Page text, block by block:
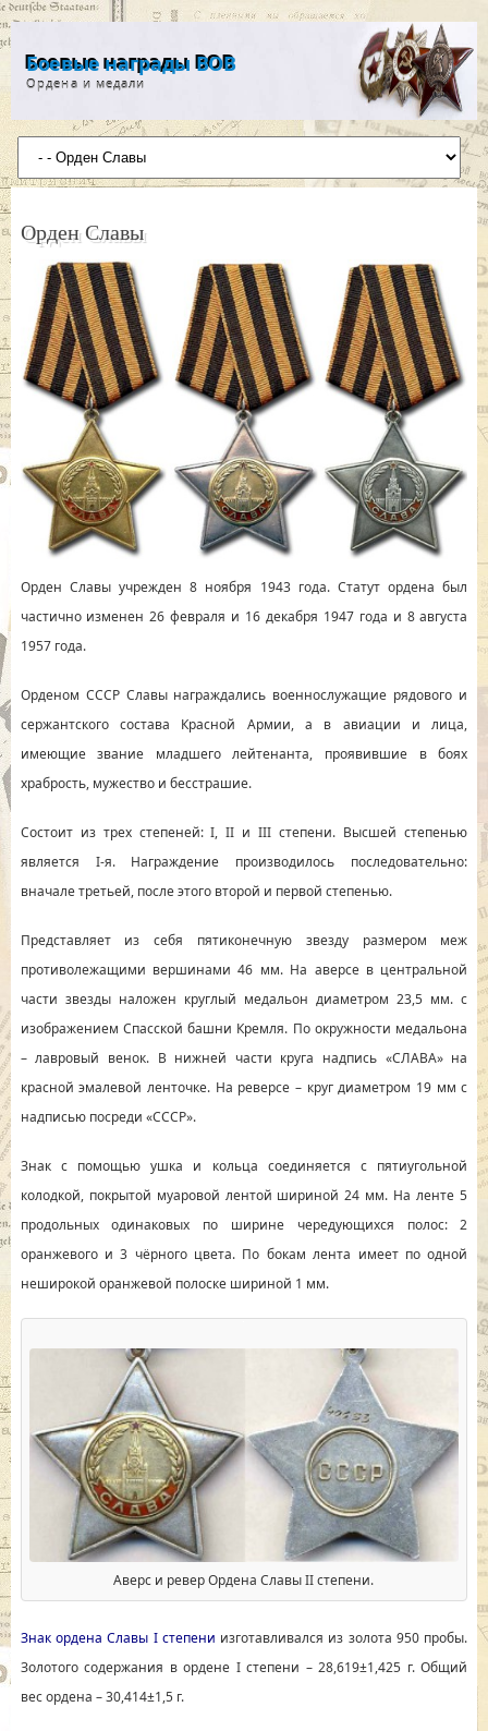
Боевые награды ВОВ
Ордена и медали
Орден Славы
Орден Славы учрежден 8 ноября 1943 года. Статут ордена был
частично изменен 26 февраля и 16 декабря 1947 года и 8 августа
1957 года.
Орденом СССР Славы награждались военнослужащие рядового и
сержантского состава Красной Армии, а в авиации и лица,
имеющие звание младшего лейтенанта, проявившие в боях
храбрость, мужество и бесстрашие.
Состоит из трех степеней: I, II и III степени. Высшей степенью
является I-я. Награждение производилось последовательно:
вначале третьей, после этого второй и первой степенью.
Представляет из себя пятиконечную звезду размером меж
противолежащими вершинами 46 мм. На аверсе в центральной
части звезды наложен круглый медальон диаметром 23,5 мм. с
изображением Спасской башни Кремля. По окружности медальона
– лавровый венок. В нижней части круга надпись «СЛАВА» на
красной эмалевой ленточке. На реверсе – круг диаметром 19 мм с
надписью посреди «СССР».
Знак с помощью ушка и кольца соединяется с пятиугольной
колодкой, покрытой муаровой лентой шириной 24 мм. На ленте 5
продольных одинаковых по ширине чередующихся полос: 2
оранжевого и 3 чёрного цвета. По бокам лента имеет по одной
неширокой оранжевой полоске шириной 1 мм.
Аверс и ревер Ордена Славы II степени.
Знак ордена Славы I степени изготавливался из золота 950 пробы.
Золотого содержания в ордене I степени – 28,619±1,425 г. Общий
вес ордена – 30,414±1,5 г.